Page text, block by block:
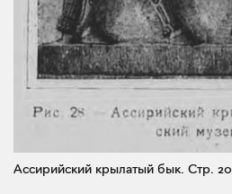
Ассирийский крылатый бык. Стр. 20